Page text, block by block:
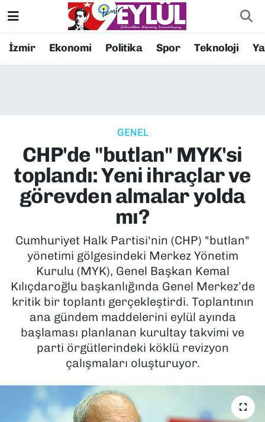
İzmir Ekonomi Politika Spor Teknoloji
GENEL
CHP'de "butlan" MYK'si
toplandı: Yeni ihraçlar ve
görevden almalar yolda
mı?
Cumhuriyet Halk Partisi'nin (CHP) "butlan"
yönetimi gölgesindeki Merkez Yönetim
Kurulu (MYK), Genel Başkan Kemal
Kılıçdaroğlu başkanlığında Genel Merkez’de
kritik bir toplantı gerçekleştirdi. Toplantının
ana gündem maddelerini eylül ayında
başlaması planlanan kurultay takvimi ve
parti örgütlerindeki köklü revizyon
çalışmaları oluşturuyor.
Resmi İlanlar
EKONOMİ
KÜLTÜR SANAT
POLİTİKA
SAĞLIK
SPOR
TEKNOLOJİ
YEREL YÖNETİMLER
Konak Nöbetçi Eczaneler
Süper Lig Puan Durumu ve Fikstür
Tüm Manşetler
Son Dakika Haberleri